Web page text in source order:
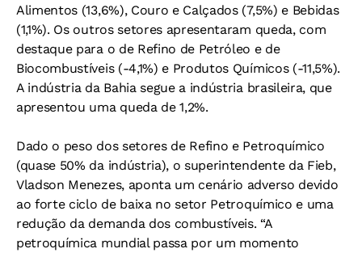
Alimentos (13,6%), Couro e Calçados (7,5%) e Bebidas
(1,1%). Os outros setores apresentaram queda, com
destaque para o de Refino de Petróleo e de
Biocombustíveis (-4,1%) e Produtos Químicos (-11,5%).
A indústria da Bahia segue a indústria brasileira, que
apresentou uma queda de 1,2%.
Dado o peso dos setores de Refino e Petroquímico
(quase 50% da indústria), o superintendente da Fieb,
Vladson Menezes, aponta um cenário adverso devido
ao forte ciclo de baixa no setor Petroquímico e uma
redução da demanda dos combustíveis. “A
petroquímica mundial passa por um momento